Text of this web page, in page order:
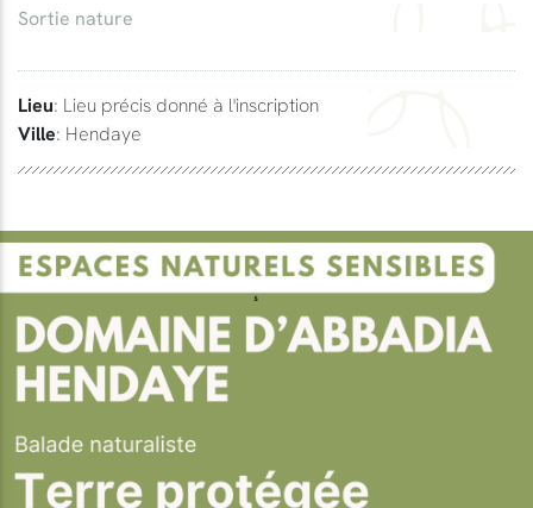
Sortie nature
Lieu: Lieu précis donné à l'inscription
Ville: Hendaye